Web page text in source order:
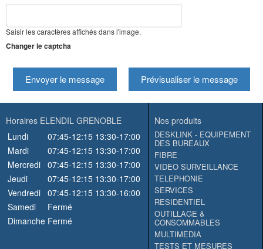
Saisir les caractères affichés dans l'image.
Changer le captcha
Envoyer le message Prévisualiser le message
Horaires ELENDIL GRENOBLE
Lundi
07:45-12:15 13:30-17:00
Mardi
07:45-12:15 13:30-17:00
Mercredi 07:45-12:15 13:30-17:00
Jeudi
07:45-12:15 13:30-17:00
Vendredi 07:45-12:15 13:30-16:00
Samedi
Fermé
Dimanche Fermé
Nos produits
DESKLINK - EQUIPEMENT
DES BUREAUX
FIBRE
VIDEO SURVEILLANCE
TELEPHONIE
SERVICES
RESIDENTIEL
OUTILLAGE &
CONSOMMABLES
MULTIMEDIA
TESTS ET MESURES